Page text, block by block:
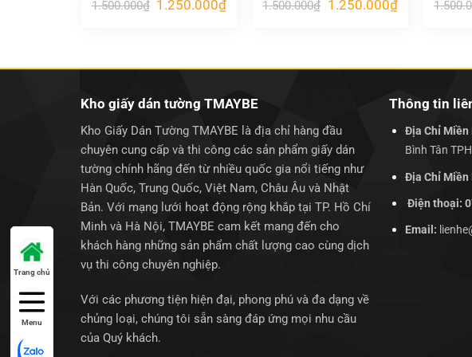
1.500.000₫ Giá
1.250.000₫Giá
1.500.000₫ Giá
1.250.000₫Giá
hiện
Kho giấy dán tường TMAYBE
Kho Giấy Dán Tường TMAYBE là địa chỉ hàng đầu
chuyên cung cấp và thi công các sản phẩm giấy dán
tường chính hãng đến từ nhiều quốc gia nổi tiếng như
Hàn Quốc, Trung Quốc, Việt Nam, Châu Âu và Nhật
Bản. Với mạng lưới hoạt động rộng khắp tại TP. Hồ Chí
Minh và Hà Nội, TMAYBE cam kết mang đến cho
khách hàng những sản phẩm chất lượng cao cùng dịch
vụ thi công chuyên nghiệp.
Với các phương tiện hiện đại, phong phú và đa dạng về
chủng loại, chúng tôi sẵn sàng đáp ứng mọi nhu cầu
của Quý khách.
Thông tin
Địa Chỉ Miền
Bình Tân
Địa Chỉ Miền
Điện thoại:
Email:
Trang chủ
Menu